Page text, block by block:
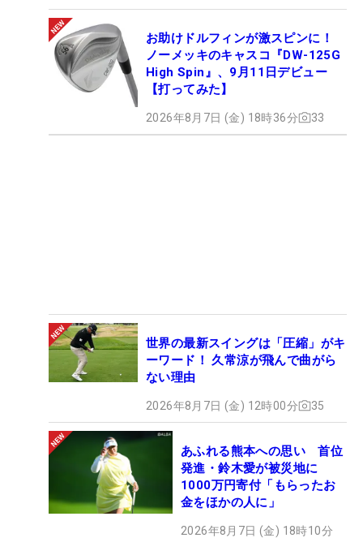
お助けドルフィンが激スピンに！
ノーメッキのキャスコ『DW-125G
High Spin』、9月11日デビュー
【打ってみた】
2026年8月7日 (金) 18時36分 33
世界の最新スイングは「圧縮」がキ
ーワード！ 久常涼が飛んで曲がら
ない理由
2026年8月7日 (金) 12時00分 35
あふれる熊本への思い 首位
発進・鈴木愛が被災地に
1000万円寄付「もらったお
金をほかの人に」
2026年8月7日 (金) 18時10分